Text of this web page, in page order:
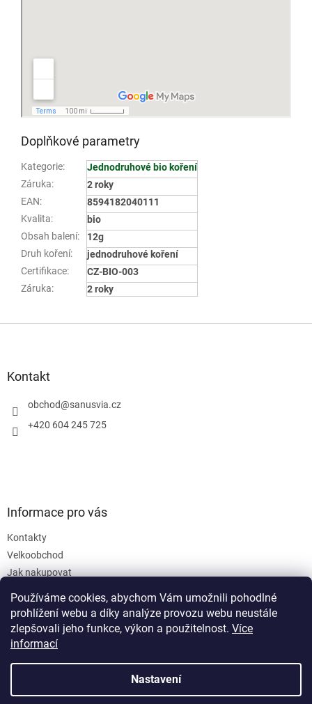
Používáme cookies, abychom Vám umožnili pohodlné
prohlížení webu a díky analýze provozu webu neustále
zlepšovali jeho funkce, výkon a použitelnost. Více
informací
Nastavení
Doplňkové parametry
Kategorie:
Jednodruhové bio koření
Záruka:
2 roky
EAN:
8594182040111
Kvalita:
bio
Obsah balení:
12g
Druh koření:
jednodruhové koření
Certifikace:
CZ-BIO-003
Záruka: 2 roky
Kontakt
obchod@sanusvia.cz
+420 604 245 725
Informace pro vás
Kontakty
Velkoobchod
Jak nakupovat
Podmínky ochrany osobních údajů
Vytvořil Shoptet